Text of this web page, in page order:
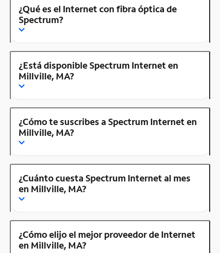
¿Qué es el Internet con fibra óptica de
Spectrum?
¿Está disponible Spectrum Internet en
Millville, MA?
¿Cómo te suscribes a Spectrum Internet en
Millville, MA?
¿Cuánto cuesta Spectrum Internet al mes
en Millville, MA?
¿Cómo elijo el mejor proveedor de Internet
en Millville, MA?